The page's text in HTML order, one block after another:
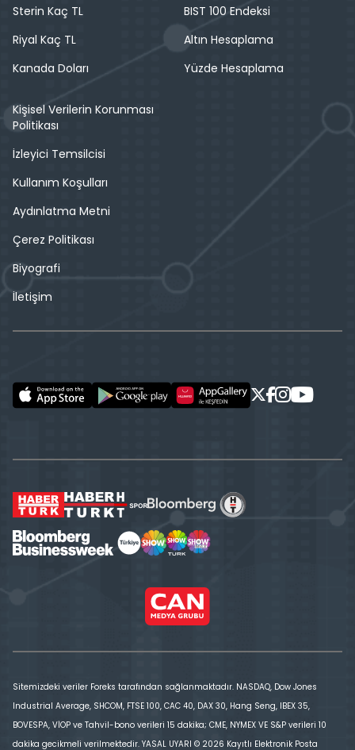
Sterin Kaç TL
Riyal Kaç TL
Kanada Doları
BIST 100 Endeksi
Altın Hesaplama
Yüzde Hesaplama
Kişisel Verilerin Korunması
Politikası
İzleyici Temsilcisi
Kullanım Koşulları
Aydınlatma Metni
Çerez Politikası
Biyografi
İletişim
Sitemizdeki veriler Foreks tarafından sağlanmaktadır. NASDAQ, Dow Jones
Industrial Average, SHCOM, FTSE 100, CAC 40, DAX 30, Hang Seng, IBEX 35,
BOVESPA, VİOP ve Tahvil-bono verileri 15 dakika; CME, NYMEX VE S&P verileri 10
dakika gecikmeli verilmektedir. YASAL UYARI © 2026 Kayıtlı Elektronik Posta